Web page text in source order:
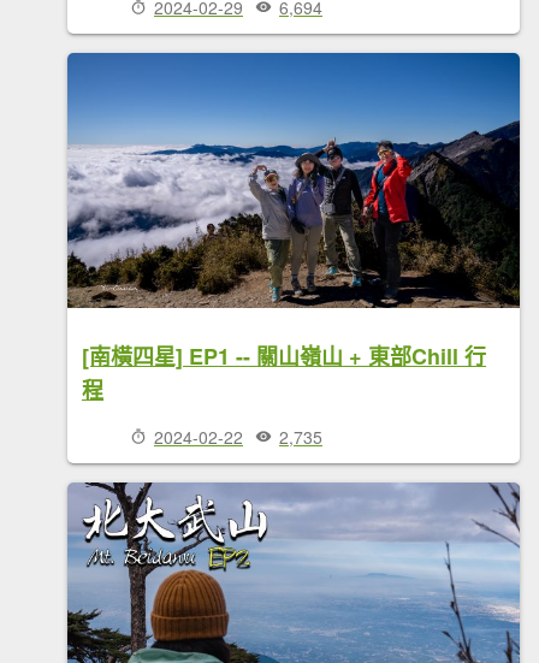
2024-02-29 6,694
[南橫四星] EP1 -- 關山嶺山 + 東部Chill 行
程
2024-02-22 2,735